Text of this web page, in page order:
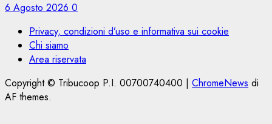
6 Agosto 2026 0
Privacy, condizioni d’uso e informativa sui cookie
Chi siamo
Area riservata
Copyright © Tribucoop P.I. 00700740400 | ChromeNews di
AF themes.